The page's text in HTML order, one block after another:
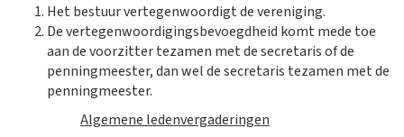
Het bestuur vertegenwoordigt de vereniging.​
De vertegenwoordigingsbevoegdheid komt mede toe
aan de voorzitter tezamen met de secretaris of de
penningmeester, dan wel de secretaris tezamen met de
penningmeester.
Algemene ledenvergaderingen